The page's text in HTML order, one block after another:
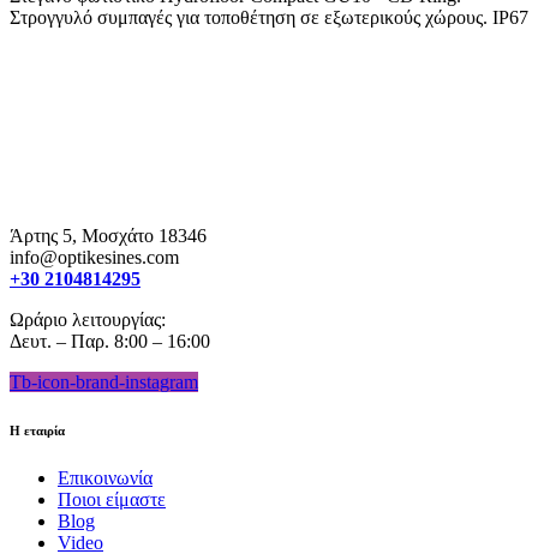
Στρογγυλό συμπαγές για τοποθέτηση σε εξωτερικούς χώρους. IP67
Άρτης 5, Μοσχάτο 18346
info@optikesines.com
+30 2104814295
Ωράριο λειτουργίας:
Δευτ. – Παρ. 8:00 – 16:00
Tb-icon-brand-instagram
Η εταιρία
Επικοινωνία
Ποιοι είμαστε
Blog
Video